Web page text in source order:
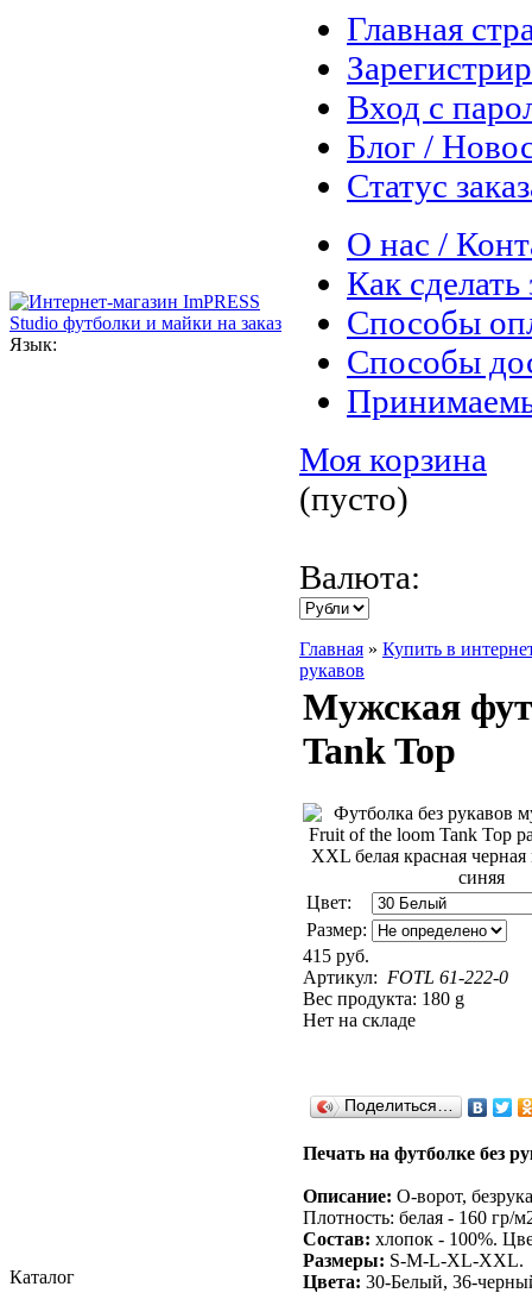
Язык:
Главная
Вход с
Блог /
Статус
О нас /
Как сделать
Способы
Способы
Моя корзина
(пусто)
Валюта:
Каталог
Главная » Купить в
рукавов
Мужская
Tank Top
Цвет:
Размер:
415 руб.
Артикул: FOTL 61-222-0
Вес продукта: 180 g
Нет на складе
Поделиться…
Печать на футболке без
Описание: O-ворот,
Плотность: белая - 160 гр/
Состав: хлопок - 100%.
Размеры: S-M-L-XL-XXL.
Цвета: 30-Белый, 36-